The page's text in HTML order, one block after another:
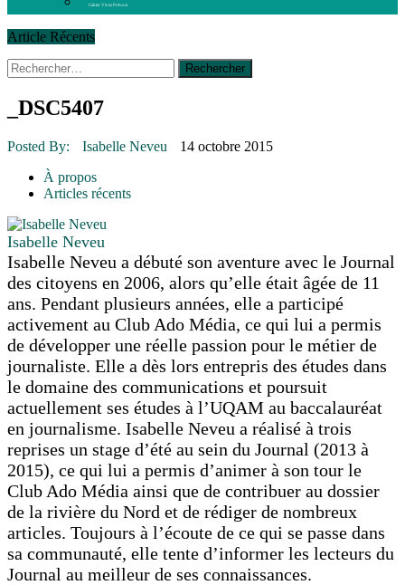
Cahier Vivez Prévost
Article Récents
14 octobre 2015
La course de boîtes à savon du club
Le rendez-vous des bolides
30 juin 2015
16 juillet 2026 | CULTURE
16 juillet 2026
16 juillet 2026
16 juillet 2026 |
Rechercher :
_DSC5407
Posted By: Isabelle Neveu
14 octobre 2015
À propos
Articles récents
Isabelle Neveu
Isabelle Neveu a débuté son aventure avec le Journal
des citoyens en 2006, alors qu’elle était âgée de 11
ans. Pendant plusieurs années, elle a participé
activement au Club Ado Média, ce qui lui a permis
de développer une réelle passion pour le métier de
journaliste. Elle a dès lors entrepris des études dans
le domaine des communications et poursuit
actuellement ses études à l’UQAM au baccalauréat
en journalisme. Isabelle Neveu a réalisé à trois
reprises un stage d’été au sein du Journal (2013 à
2015), ce qui lui a permis d’animer à son tour le
Club Ado Média ainsi que de contribuer au dossier
de la rivière du Nord et de rédiger de nombreux
articles. Toujours à l’écoute de ce qui se passe dans
sa communauté, elle tente d’informer les lecteurs du
Journal au meilleur de ses connaissances.